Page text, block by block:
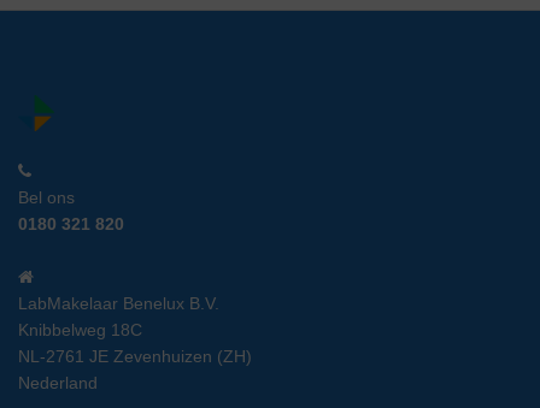
Bel ons
0180 321 820
LabMakelaar Benelux B.V.
Knibbelweg 18C
NL-2761 JE Zevenhuizen (ZH)
Nederland